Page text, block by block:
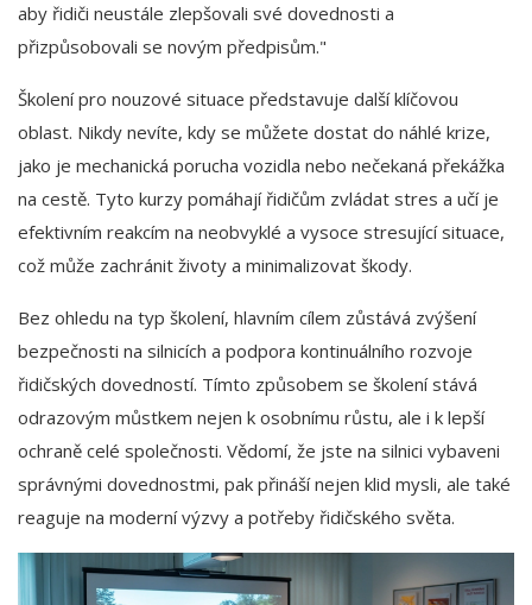
aby řidiči neustále zlepšovali své dovednosti a
přizpůsobovali se novým předpisům."
Školení pro nouzové situace představuje další klíčovou
oblast. Nikdy nevíte, kdy se můžete dostat do náhlé krize,
jako je mechanická porucha vozidla nebo nečekaná překážka
na cestě. Tyto kurzy pomáhají řidičům zvládat stres a učí je
efektivním reakcím na neobvyklé a vysoce stresující situace,
což může zachránit životy a minimalizovat škody.
Bez ohledu na typ školení, hlavním cílem zůstává zvýšení
bezpečnosti na silnicích a podpora kontinuálního rozvoje
řidičských dovedností. Tímto způsobem se školení stává
odrazovým můstkem nejen k osobnímu růstu, ale i k lepší
ochraně celé společnosti. Vědomí, že jste na silnici vybaveni
správnými dovednostmi, pak přináší nejen klid mysli, ale také
reaguje na moderní výzvy a potřeby řidičského světa.